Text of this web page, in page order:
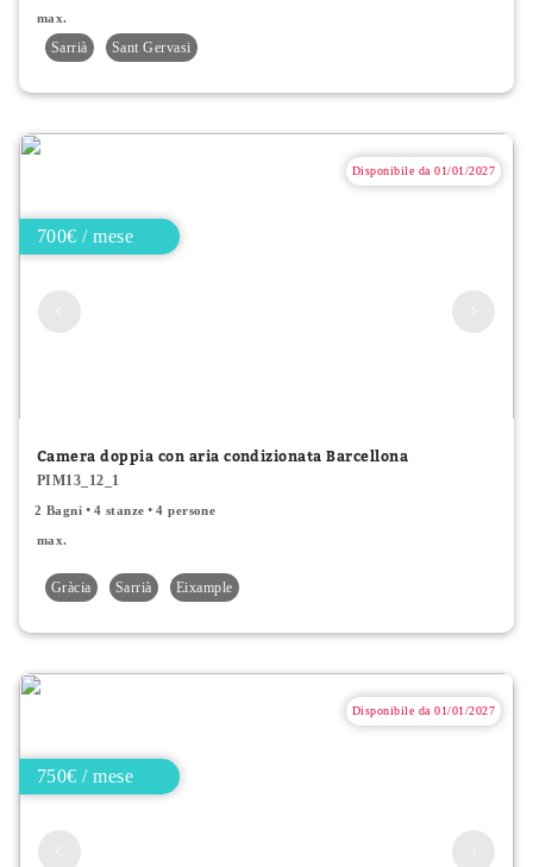
max.
Sarrià Sant Gervasi
Disponibile da 01/01/2027
700€ / mese
Camera doppia con aria condizionata Barcellona
PIM13_12_1
2 Bagni 4 stanze 4 persone
max.
Gràcia Sarrià Eixample
Disponibile da 01/01/2027
750€ / mese